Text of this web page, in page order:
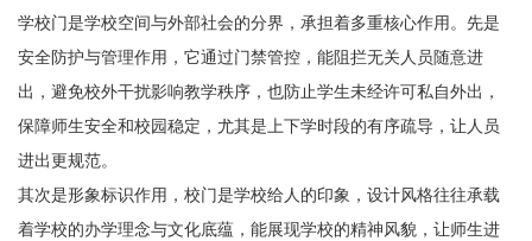
学校门是学校空间与外部社会的分界，承担着多重核心作用。先是
安全防护与管理作用，它通过门禁管控，能阻拦无关人员随意进
出，避免校外干扰影响教学秩序，也防止学生未经许可私自外出，
保障师生安全和校园稳定，尤其是上下学时段的有序疏导，让人员
进出更规范。
其次是形象标识作用，校门是学校给人的印象，设计风格往往承载
着学校的办学理念与文化底蕴，能展现学校的精神风貌，让师生进